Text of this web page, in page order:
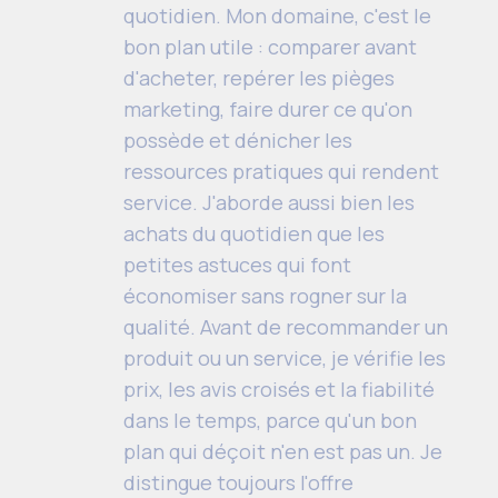
quotidien. Mon domaine, c'est le
bon plan utile : comparer avant
d'acheter, repérer les pièges
marketing, faire durer ce qu'on
possède et dénicher les
ressources pratiques qui rendent
service. J'aborde aussi bien les
achats du quotidien que les
petites astuces qui font
économiser sans rogner sur la
qualité. Avant de recommander un
produit ou un service, je vérifie les
prix, les avis croisés et la fiabilité
dans le temps, parce qu'un bon
plan qui déçoit n'en est pas un. Je
distingue toujours l'offre